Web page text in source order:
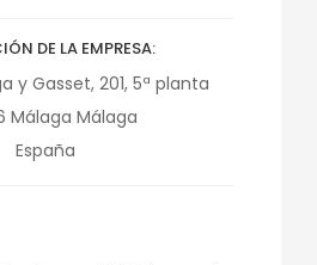
DE LA EMPRESA
y Gasset, 201, 5ª planta
Málaga Málaga
España